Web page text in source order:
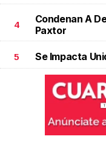
4
Condenan A
Paxtor
5 Se Impacta